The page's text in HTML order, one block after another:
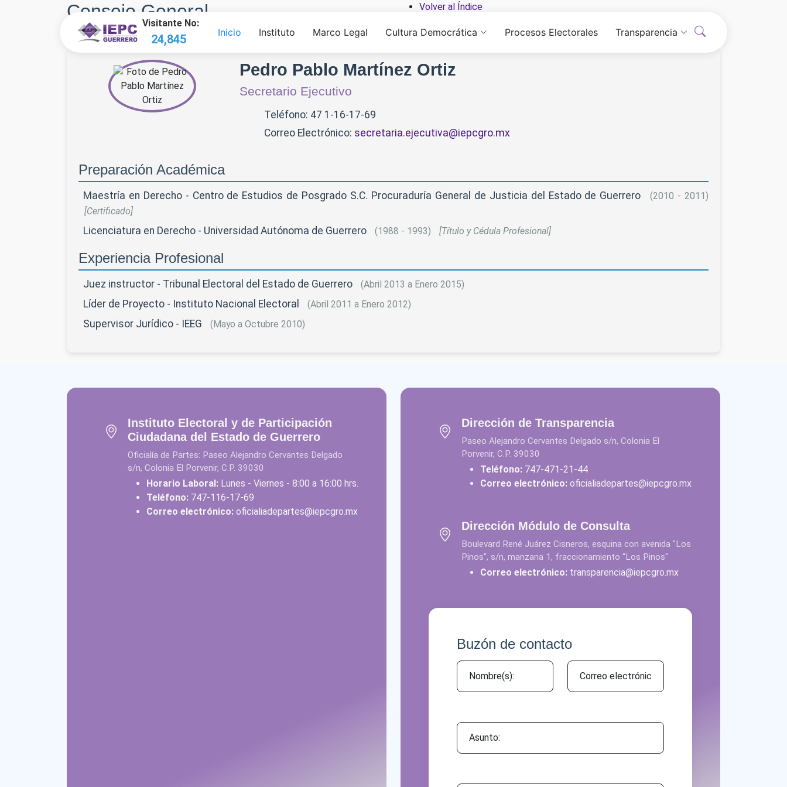
Visitante No:
27,360 Inicio Instituto Marco Legal Cultura Democrática Procesos Electorales Transparencia
Consejo General Volver al Índice
Secretario Ejecutivo
Pedro Pablo Martínez Ortiz
Secretario Ejecutivo
Teléfono: 47 1-16-17-69
Correo Electrónico: secretaria.ejecutiva@iepcgro.mx
Preparación Académica
Maestría en Derecho - Centro de Estudios de Posgrado S.C. Procuraduría General de Justicia del Estado de Guerrero
(2010 - 2011)
[Certificado]
Licenciatura en Derecho - Universidad Autónoma de Guerrero (1988 - 1993) [Título y Cédula Profesional]
Experiencia Profesional
Juez instructor - Tribunal Electoral del Estado de Guerrero (Abril 2013 a Enero 2015)
Líder de Proyecto - Instituto Nacional Electoral (Abril 2011 a Enero 2012)
Supervisor Jurídico - IEEG (Mayo a Octubre 2010)
Instituto Electoral y de Participación
Ciudadana del Estado de Guerrero
Oficialía de Partes: Paseo Alejandro Cervantes Delgado
s/n, Colonia El Porvenir, C.P. 39030
Horario Laboral: Lunes - Viernes - 8:00 a 16:00 hrs.
Teléfono: 747-116-17-69
Correo electrónico: oficialiadepartes@iepcgro.mx
Dirección de Transparencia
Paseo Alejandro Cervantes Delgado s/n, Colonia El
Porvenir, C.P. 39030
Teléfono: 747-471-21-44
Correo electrónico: oficialiadepartes@iepcgro.mx
Dirección Módulo de Consulta
Boulevard René Juárez Cisneros, esquina con avenida "Los
Pinos", s/n, manzana 1, fraccionamiento "Los Pinos"
Correo electrónico: transparencia@iepcgro.mx
Buzón de contacto